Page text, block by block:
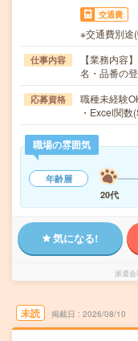
交通費
※交通費別途
仕事内容
【業務内容
名・品番の
応募資格
職種未経験
・Excel関
職場の雰囲気
年齢層
20代
気になる!
派遣会
未読 掲載日 2026/08/10